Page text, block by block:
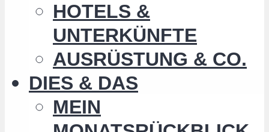
HOTELS &
UNTERKÜNFTE
AUSRÜSTUNG & CO.
DIES & DAS
MEIN